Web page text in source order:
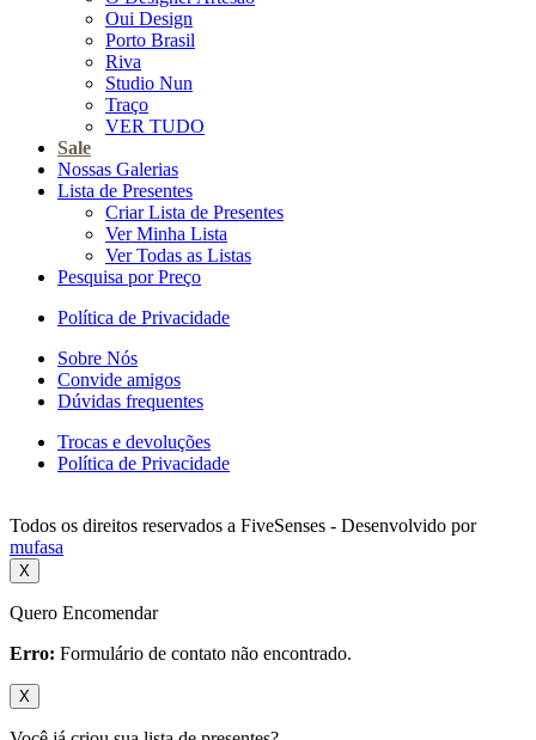
Oui Design
Porto Brasil
Riva
Studio Nun
Traço
VER TUDO
Sale
Nossas Galerias
Lista de Presentes
Criar Lista de Presentes
Ver Minha Lista
Ver Todas as Listas
Pesquisa por Preço
Política de Privacidade
Sobre Nós
Convide amigos
Dúvidas frequentes
Trocas e devoluções
Política de Privacidade
Todos os direitos reservados a FiveSenses - Desenvolvido por
mufasa
X
Quero Encomendar
Erro: Formulário de contato não encontrado.
X